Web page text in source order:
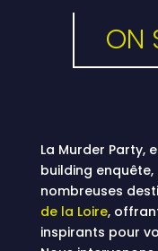
La Murder Party,
building
nombreuses
de la Loire,
inspirants pour
ON